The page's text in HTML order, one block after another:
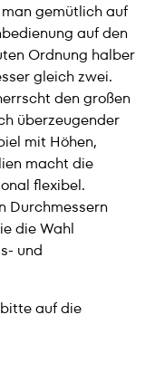
gemütlich auf
auf den
Ordnung halber
gleich zwei.
den großen
überzeugender
mit Höhen,
macht die
flexibel.
Durchmessern
die Wahl
und
auf die